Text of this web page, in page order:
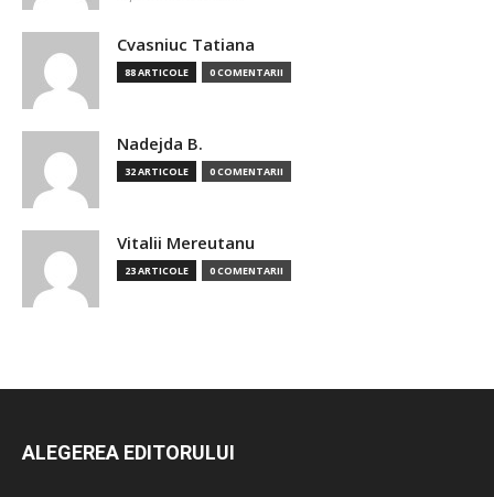
Cvasniuc Tatiana
88 ARTICOLE 0 COMENTARII
Nadejda B.
32 ARTICOLE 0 COMENTARII
Vitalii Mereutanu
23 ARTICOLE 0 COMENTARII
ALEGEREA EDITORULUI